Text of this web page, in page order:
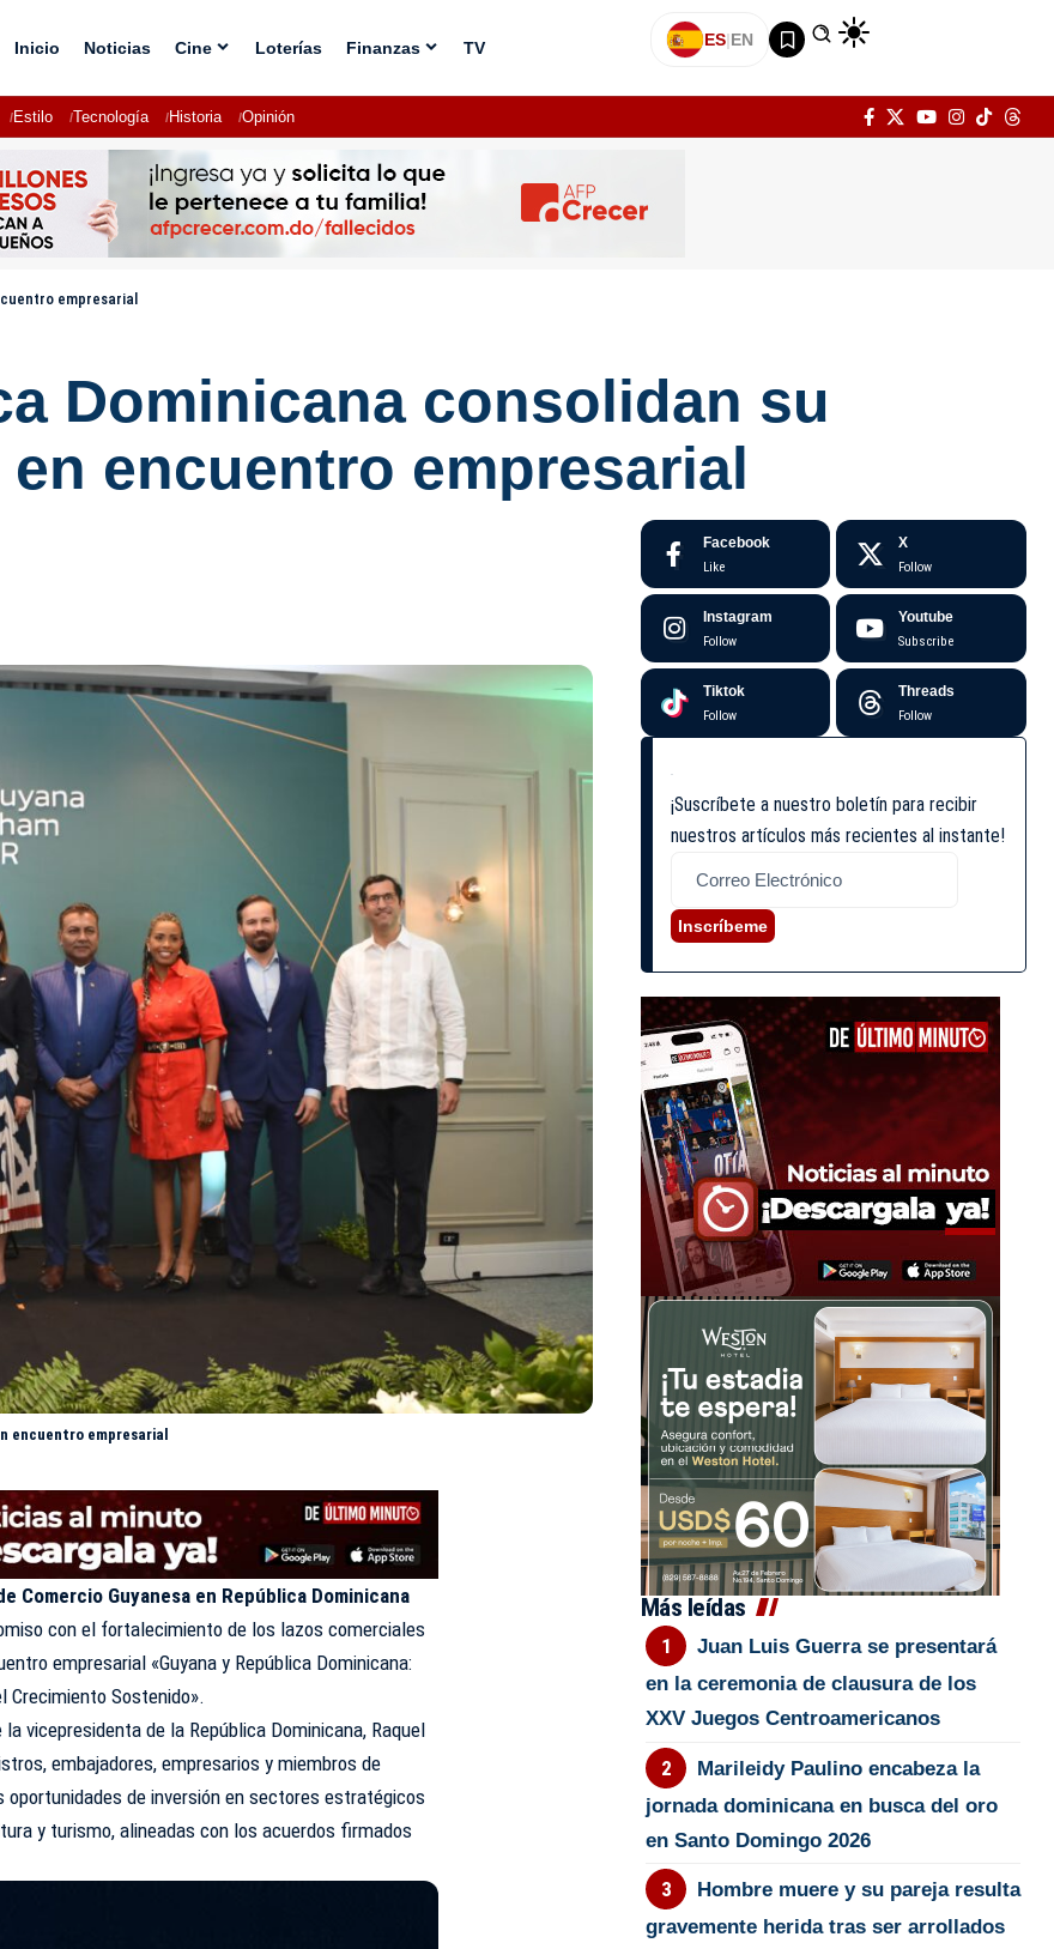
Inicio Noticias Cine Loterías Finanzas TV ES|EN
Estilo Tecnología Historia Opinión
empresarial
Dominicana consolidan su
encuentro empresarial
encuentro empresarial
Comercio Guyanesa en República Dominicana
con el fortalecimiento de los lazos comerciales
empresarial «Guyana y República Dominicana:
CrecimientoSostenido».
vicepresidenta de la República Dominicana, Raquel
embajadores, empresarios y miembros de
oportunidades de inversión en sectores estratégicos
y turismo, alineadas con los acuerdos firmados
Facebook
Like
X
Follow
Instagram
Follow
Youtube
Subscribe
Tiktok
Follow
Threads
Follow
¡Suscríbete a nuestro boletín para recibir
nuestros artículos más recientes al instante!
Inscríbeme
Más leídas
Juan Luis Guerra se presentará
en la ceremonia de clausura de los
XXV Juegos Centroamericanos
Marileidy Paulino encabeza la
jornada dominicana en busca del oro
en Santo Domingo 2026
Hombre muere y su pareja resulta
gravemente herida tras ser arrollados